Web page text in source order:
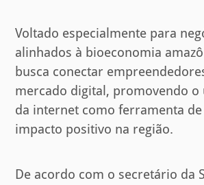
Voltado especialmente para
alinhados à bioeconomia
busca conectar
mercado digital, promovendo o
da internet como ferramenta
impacto positivo na região.
De acordo com o secretário da